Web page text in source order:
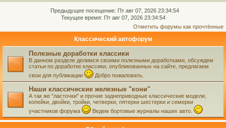
Предыдущее посещение: Пт авг 07, 2026 23:34:54
Текущее время: Пт авг 07, 2026 23:34:54
Отметить форумы как прочтённые
Классический автофорум
Полезные доработки классики
В данном разделе делимся своими полезными доработками, обсуждем
статьи по доработке классики, опубликованных на сайте, предлагаем
свои для публикации
Добро пожаловать.
Наши классические железные "кони"
А так же "ласточки" и прочие заднеприводные классические модели,
копейки, двойки, тройки, четверки, пятерки шестерки и семерки
участников форума
Ведем бортовые журналы наших авто.